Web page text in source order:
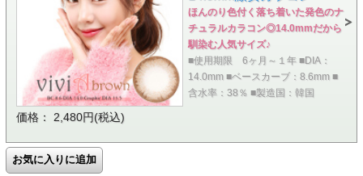
ほんのり色付く落ち着いた発色のナ
チュラルカラコン◎14.0mmだから
馴染む人気サイズ♪
■使用期限 6ヶ月～１年 ■DIA：
14.0mm ■ベースカーブ：8.6mm ■
含水率：38％ ■製造国：韓国
価格： 2,480円(税込)